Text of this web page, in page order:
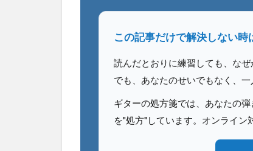
この記事だけで解決しない時
読んだとおりに練習しても、な
でも、あなたのせいでもなく、一
ギターの処方箋では、あなたの
を"処方"しています。オンライン